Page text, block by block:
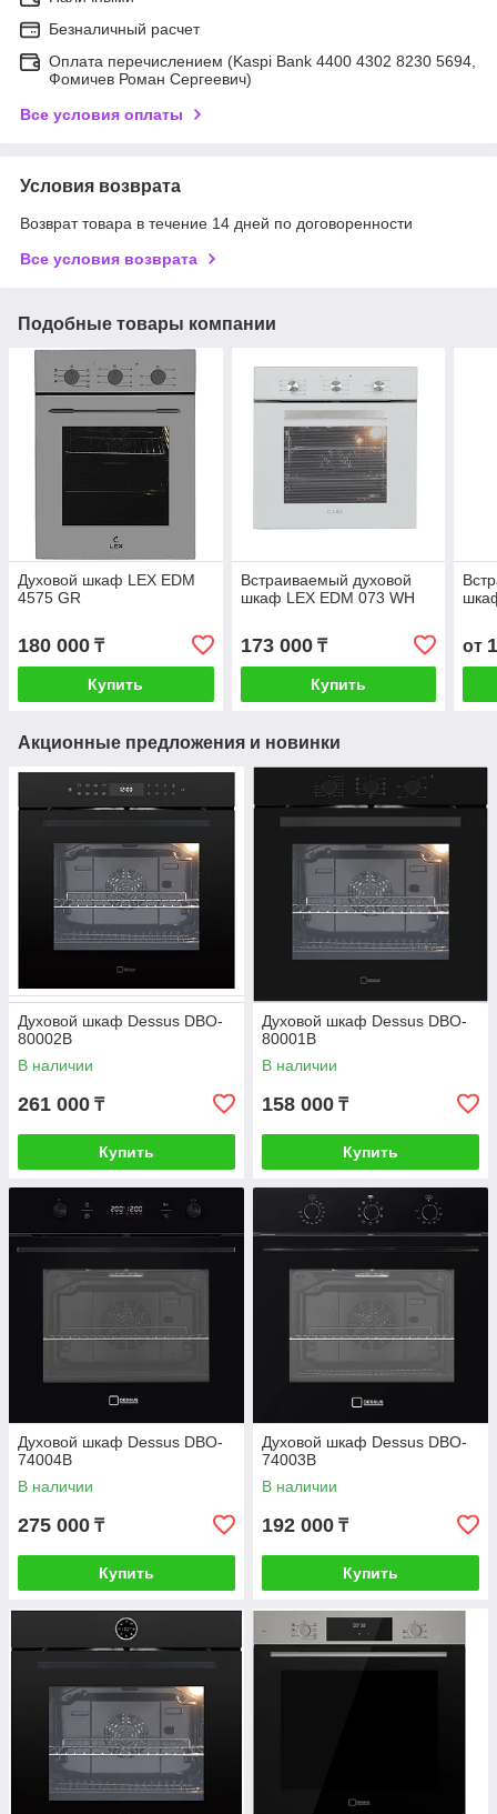
Безналичный расчет
Оплата перечислением (Kaspi Bank 4400 4302 8230 5694,
Фомичев Роман Сергеевич)
Все условия оплаты
Условия возврата
Возврат товара в течение 14 дней по договоренности
Все условия возврата
Подобные товары компании
Духовой шкаф LEX EDM
4575 GR
180 000 ₸
Купить
Встраиваемый духовой
шкаф LEX EDM 073 WH
173 000₸
Купить
от
Акционные предложения и новинки
Духовой шкаф Dessus DBO-
80002B
В наличии
261 000 ₸
Купить
Духовой шкаф Dessus DBO-
80001B
В наличии
158 000 ₸
Купить
Духовой шкаф Dessus DBO-
74004B
В наличии
275 000 ₸
Купить
Духовой шкаф Dessus DBO-
74003B
В наличии
192 000 ₸
Купить